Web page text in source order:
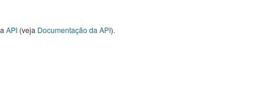
API(veja Documentação da API).